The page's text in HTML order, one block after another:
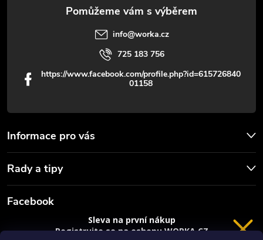
Informace pro vás
Rady a tipy
info@worka.cz
725 183 756
https://www.facebook.com/profile.php?id=615726840
01158
Facebook
Sleva na první nákup
Registrujte se na eshopu WORKA.CZ